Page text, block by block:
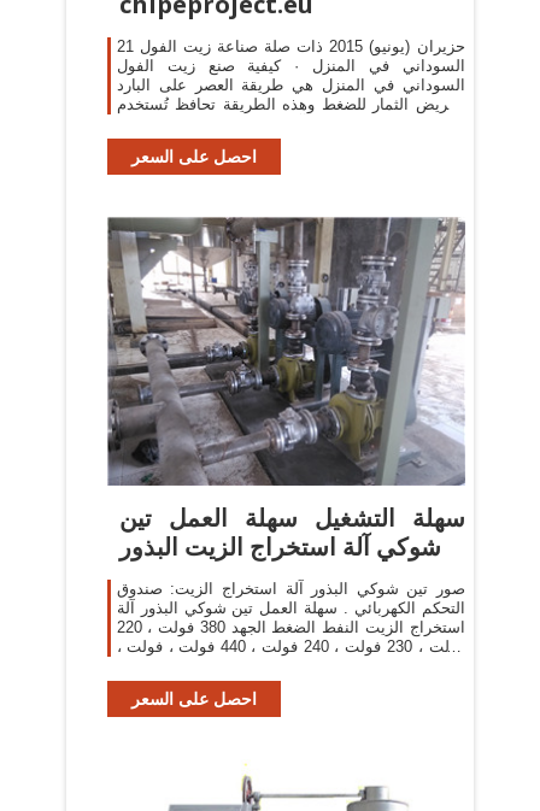
21 حزيران (يونيو) 2015 ذات صلة صناعة زيت الفول
السوداني في المنزل · كيفية صنع زيت الفول
السوداني في المنزل هي طريقة العصر على البارد
بتعريض الثمار للضغط وهذه الطريقة تحافظ تُستخدم
احصل على السعر
سهلة التشغيل سهلة العمل تين
شوكي آلة استخراج الزيت البذور
صور تين شوكي البذور آلة استخراج الزيت: صندوق
التحكم الكهربائي . سهلة العمل تين شوكي البذور آلة
استخراج الزيت النفط الضغط الجهد 380 فولت ، 220
فولت ، 230 فولت ، 240 فولت ، 440 فولت ، فولت ،
احصل على السعر